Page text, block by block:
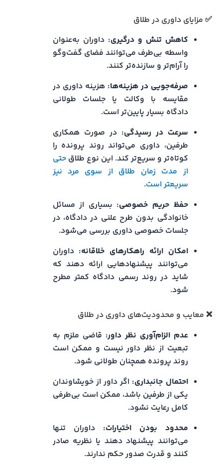
✅ مزایای داوری در طلاق
کاهش تنش و درگیری: داوران به‌عنوان
واسطه بی‌طرف می‌توانند فضای گفت‌وگو
را آرام‌تر و سازنده‌تر کنند.
صرفه‌جویی در هزینه‌ها: هزینه داوری در
مقایسه با وکالت یا جلسات طولانی
دادگاه بسیار پایین‌تر است.
سرعت در رسیدگی: در صورت همکاری
طرفین، داوری می‌تواند روند پرونده را
کوتاه‌تر و سریع‌تر کند. این نوع طلاقحتی
از مدت زمان طلاق از سوی مرد نیز
سریعتر است.
حفظ حریم خصوصی: بسیاری از مسائل
خانوادگی بدون طرح علنی در دادگاه، در
جلسات خصوصی داوری بررسی می‌شود.
امکان ارائه راهکارهای خلاقانه: داوران
می‌توانند پیشنهادهایی ارائه دهند که
شاید در روند رسمی دادگاه کمتر مطرح
شود.
❌ معایب و محدودیت‌های داوری در طلاق
عدم الزام‌آوری نظر داور: قاضی ملزم به
تبعیت از نظر داور نیست و ممکن است
روند پرونده همچنان طولانی شود.
احتمال جانبداری: اگر داور از خویشاوندان
یکی از طرفین باشد، ممکن است بی‌طرفی
کامل رعایت نشود.
محدود بودن اختیارات: داوران تنها
می‌توانند پیشنهاد دهند یا نظریه صادر
کنند و قدرت صدور حکم ندارند.